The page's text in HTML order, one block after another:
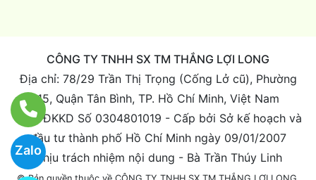
Zalo
CÔNG TY TNHH SX TM THẮNG LỢI LONG
Địa chỉ: 78/29 Trần Thị Trọng (Cống Lở cũ), Phường
15, Quận Tân Bình, TP. Hồ Chí Minh, Việt Nam
Giấy ĐKKD Số 0304801019 - Cấp bởi Sở kế hoạch và
đầu tư thành phố Hồ Chí Minh ngày 09/01/2007
Chịu trách nhiệm nội dung - Bà Trần Thúy Linh